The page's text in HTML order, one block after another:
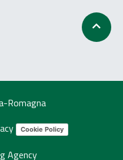
Romagna
Cookie Policy
Agency